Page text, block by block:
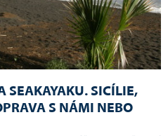
SEAKAYAKU. SICÍLIE,
S NÁMI NEBO